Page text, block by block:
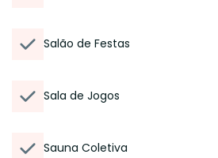
Salão de Festas
Sala de Jogos
Sauna Coletiva